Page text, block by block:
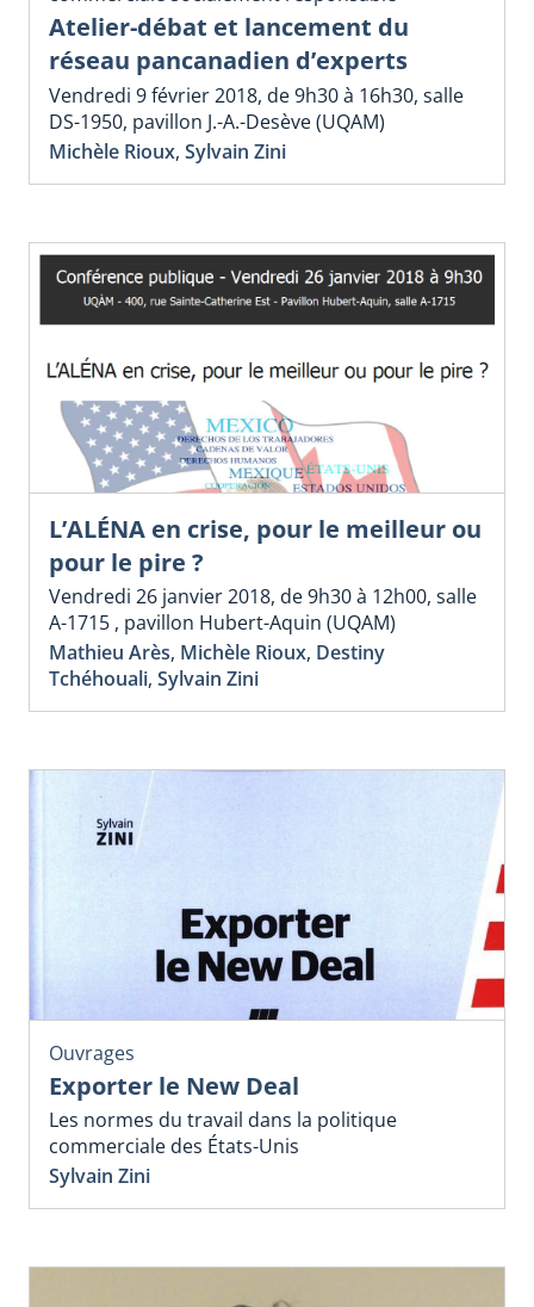
Atelier-débat et lancement du
réseau pancanadien d’experts
Vendredi 9 février 2018, de 9h30 à 16h30, salle
DS-1950, pavillon J.-A.-Desève (UQAM)
Michèle Rioux, Sylvain Zini
L’ALÉNA en crise, pour le meilleur ou
pour le pire ?
Vendredi 26 janvier 2018, de 9h30 à 12h00, salle
A-1715 , pavillon Hubert-Aquin (UQAM)
Mathieu Arès, Michèle Rioux, Destiny
Tchéhouali, Sylvain Zini
Ouvrages
Exporter le New Deal
Les normes du travail dans la politique
commerciale des États-Unis
Sylvain Zini